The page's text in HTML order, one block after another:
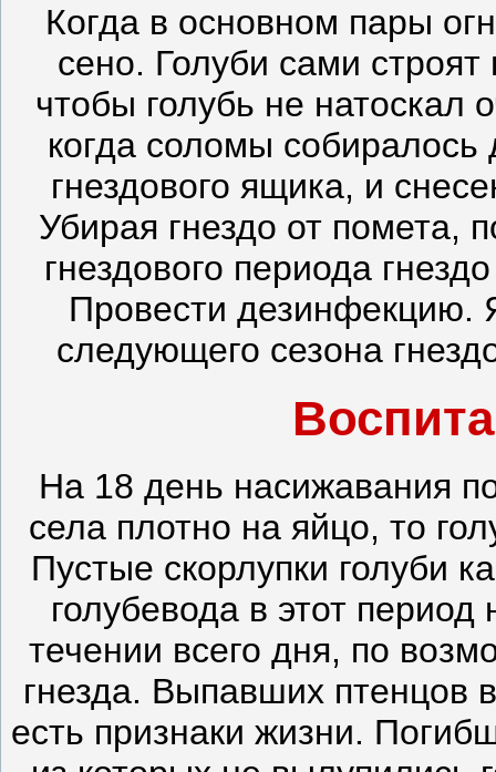
Когда в основном пары
сено. Голуби сами
чтобы голубь не
когда соломы
гнездового ящика, и
Убирая гнездо от помета,
гнездового периода
Провести дезинфекцию.
следующего сезона
На 18 день насижавания
села плотно на яйцо, то
Пустые скорлупки голуби
голубевода в этот период
течении всего дня, по
гнезда. Выпавших птенцов
есть признаки жизни.